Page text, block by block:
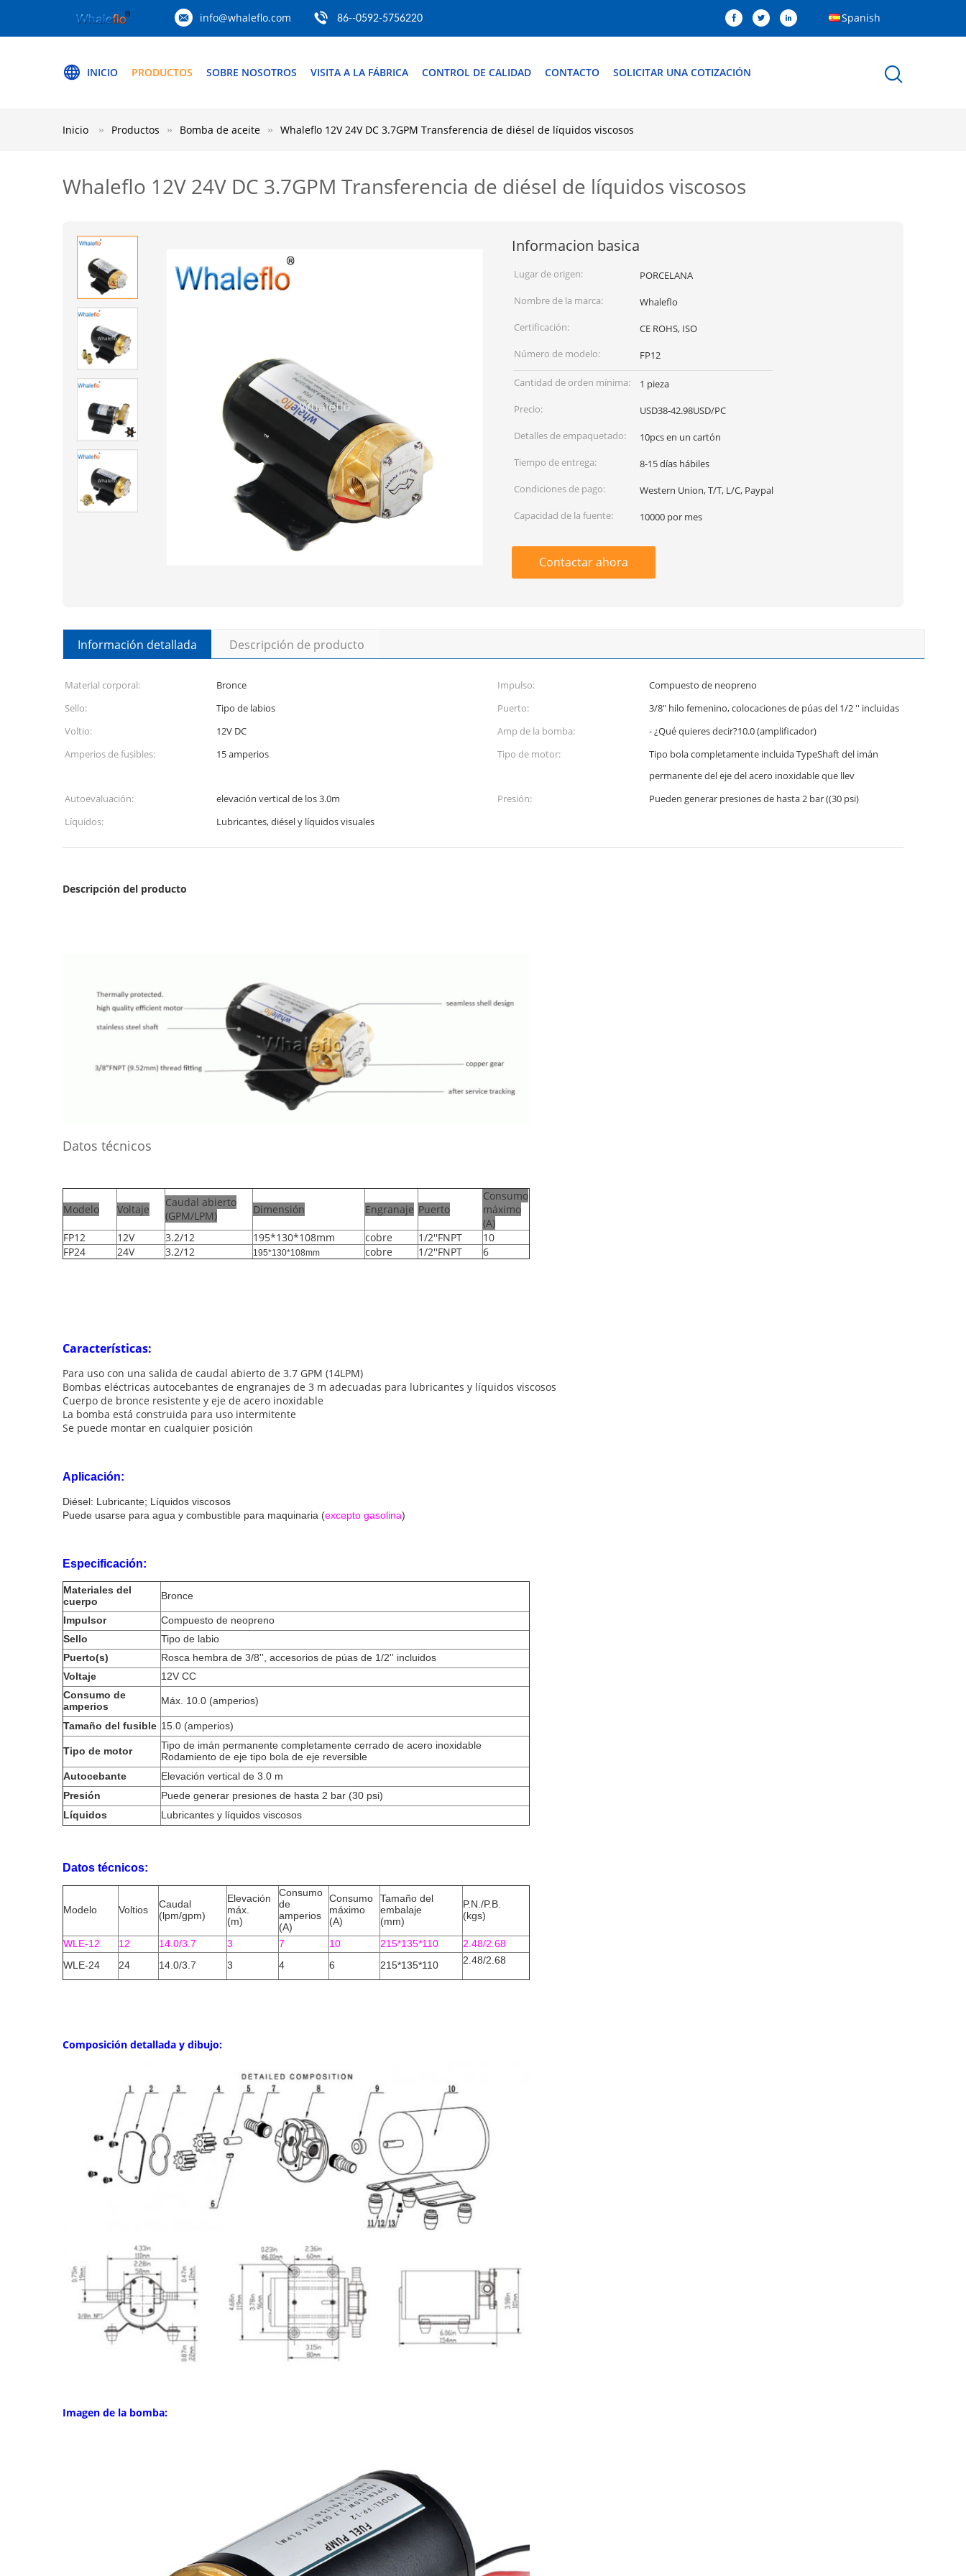
info@whaleflo.com 86--0592-5756220 Spanish
INICIO PRODUCTOS SOBRE NOSOTROS VISITA A LA FÁBRICA CONTROL DE CALIDAD CONTACTO SOLICITAR UNA COTIZACIÓN
Inicio Productos Bomba de aceite Whaleflo 12V 24V DC 3.7GPM Transferencia de diésel de líquidos viscosos
Whaleflo 12V 24V DC 3.7GPM Transferencia de diésel de líquidos viscosos
Informacion basica
Lugar de origen:
PORCELANA
Nombre de la marca:
Whaleflo
Certificación:
CE ROHS, ISO
Número de modelo:
FP12
Cantidad de orden mínima:
1 pieza
Precio:
USD38-42.98USD/PC
Detalles de empaquetado:
10pcs en un cartón
Tiempo de entrega:
8-15 días hábiles
Condiciones de pago:
Western Union, T/T, L/C, Paypal
Capacidad de la fuente:
10000 por mes
Contactar ahora
Información detallada Descripción de producto
Material corporal: Bronce Impulso:
Compuesto de neopreno
Sello:
Tipo de labios Puerto:
3/8" hilo femenino, colocaciones de púas del 1/2 '' incluidas
Voltio:
12V DC Amp de la bomba:
- ¿Qué quieres decir?10.0 (amplificador)
Amperios de fusibles:
15 amperios Tipo de motor:
Tipo bola completamente incluida TypeShaft del imán
permanente del eje del acero inoxidable que llev
Autoevaluación:
elevación vertical de los 3.0m Presión:
Pueden generar presiones de hasta 2 bar ((30 psi)
Líquidos:
Lubricantes, diésel y líquidos visuales
Descripción del producto
Datos técnicos
Modelo Voltaje
Caudal abierto
(GPM/LPM)
Dimensión Engranaje Puerto
Consumo
máximo
(A)
FP12
12V 3.2/12 195*130*108mm cobre 1/2''FNPT
10
FP24
24V 3.2/12 195*130*108mm cobre 1/2''FNPT 6
Características:
Para uso con una salida de caudal abierto de 3.7 GPM (14LPM)
Bombas eléctricas autocebantes de engranajes de 3 m adecuadas para lubricantes y líquidos viscosos
Cuerpo de bronce resistente y eje de acero inoxidable
La bomba está construida para uso intermitente
Se puede montar en cualquier posición
Aplicación:
Diésel: Lubricante; Líquidos viscosos
Puede usarse para agua y combustible para maquinaria (excepto gasolina)
Especificación:
Materiales del
cuerpo
Bronce
Impulsor
Compuesto de neopreno
Sello
Tipo de labio
Puerto(s)
Rosca hembra de 3/8'', accesorios de púas de 1/2'' incluidos
Voltaje
12V CC
Consumo de
amperios
Máx. 10.0 (amperios)
Tamaño del fusible 15.0 (amperios)
Tipo de motor
Tipo de imán permanente completamente cerrado de acero inoxidable
Rodamiento de eje tipo bola de eje reversible
Autocebante
Elevación vertical de 3.0 m
Presión
Puede generar presiones de hasta 2 bar (30 psi)
Líquidos
Lubricantes y líquidos viscosos
Datos técnicos:
Modelo Voltios
Caudal
(lpm/gpm)
Elevación
máx.
(m)
Consumo
de
amperios
(A)
Consumo
máximo
(A)
Tamaño del
embalaje
(mm)
P.N./P.B.
(kgs)
WLE-12 12 14.0/3.7 3 7 10 215*135*110
2.48/2.68
WLE-24
24 14.0/3.7 3 4 6 215*135*110 2.48/2.68
Composición detallada y dibujo:
Imagen de la bomba: